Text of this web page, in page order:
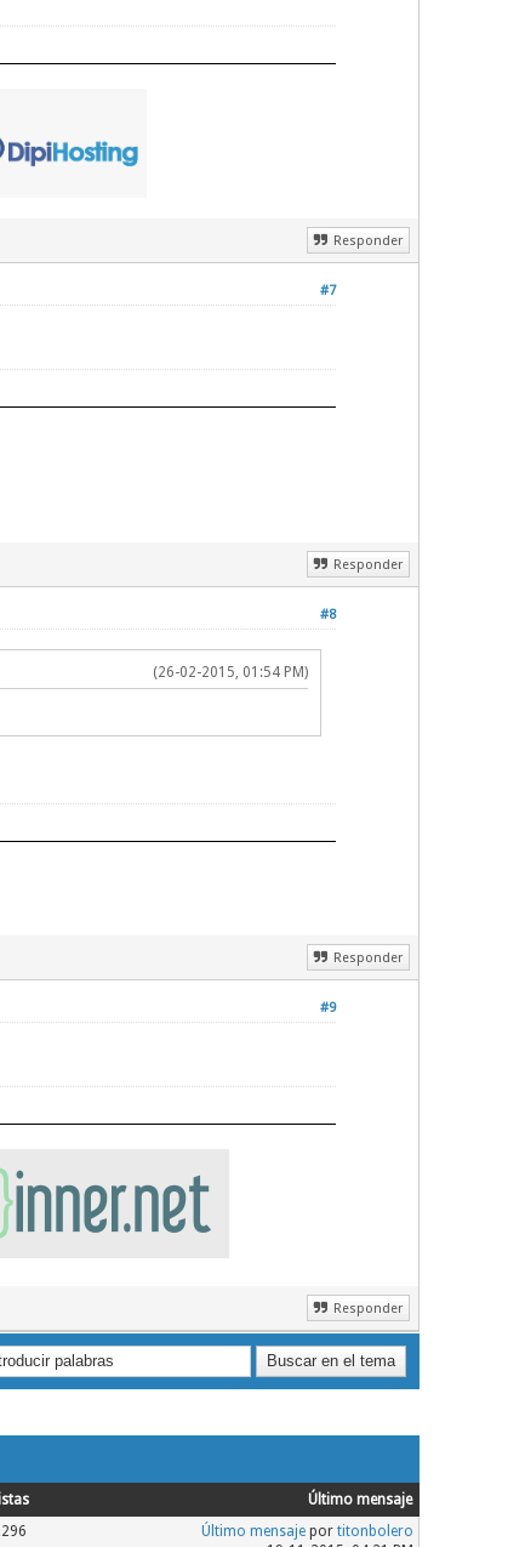
Responder
#7
Responder
#8
(26-02-2015, 01:54 PM)
Responder
#9
Responder
Último mensaje
Último mensajepor titonbolero